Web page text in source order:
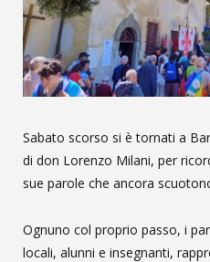
Sabato scorso si è tornati a
di don Lorenzo Milani, per
sue parole che ancora
Ognuno col proprio passo, i
locali, alunni e insegnanti,